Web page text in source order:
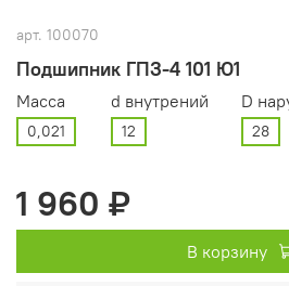
арт. 100070
Подшипник ГПЗ-4 101 Ю1
Масса
0,021
d внутрений
12
D
28
1 960 ₽
В корзину